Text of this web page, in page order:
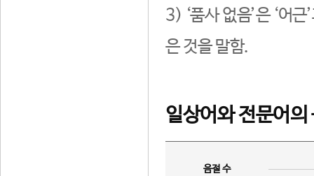
3) ‘품사 없음’은 ‘어
은 것을 말함.
일상어와 전문어의
음절 수